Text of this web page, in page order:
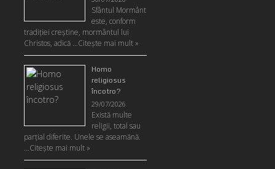
Sfântul Mormânt
este, conform
tradiţiei creştine, mormântul lui
Christos, adică …Citeşte mai mult »
Homo
religiosus
încotro?
29/07/2026
Există multe
religii, total sau
parţial diferite. Unele se aseamănă.
…Citeşte mai mult »